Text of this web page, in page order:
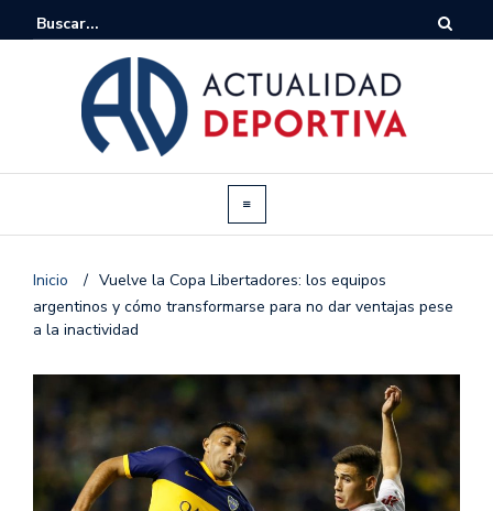
Inicio / Vuelve la Copa Libertadores: los equipos
argentinos y cómo transformarse para no dar ventajas pese
a la inactividad